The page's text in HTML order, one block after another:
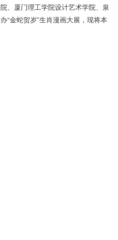
、厦门理工学院设计艺术学院、泉
“金蛇贺岁”生肖漫画大展，现将本